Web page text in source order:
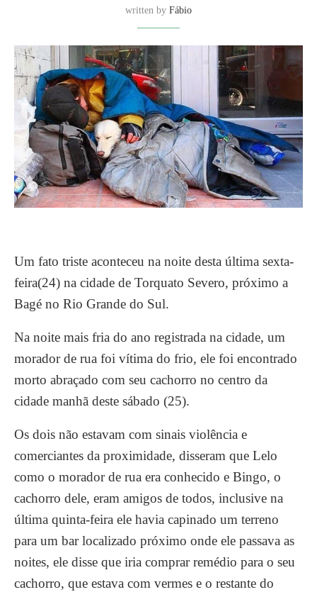
written by Fábio
Um fato triste aconteceu na noite desta última sexta-
feira(24) na cidade de Torquato Severo, próximo a
Bagé no Rio Grande do Sul.
Na noite mais fria do ano registrada na cidade, um
morador de rua foi vítima do frio, ele foi encontrado
morto abraçado com seu cachorro no centro da
cidade manhã deste sábado (25).
Os dois não estavam com sinais violência e
comerciantes da proximidade, disseram que Lelo
como o morador de rua era conhecido e Bingo, o
cachorro dele, eram amigos de todos, inclusive na
última quinta-feira ele havia capinado um terreno
para um bar localizado próximo onde ele passava as
noites, ele disse que iria comprar remédio para o seu
cachorro, que estava com vermes e o restante do